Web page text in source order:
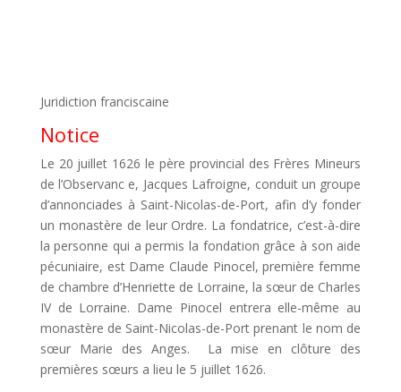
Juridiction franciscaine
Notice
Le 20 juillet 1626 le père provincial des Frères Mineurs
de l’Observanc e, Jacques Lafroigne, conduit un groupe
d’annonciades à Saint-Nicolas-de-Port, afin d’y fonder
un monastère de leur Ordre. La fondatrice, c’est-à-dire
la personne qui a permis la fondation grâce à son aide
pécuniaire, est Dame Claude Pinocel, première femme
de chambre d’Henriette de Lorraine, la sœur de Charles
IV de Lorraine. Dame Pinocel entrera elle-même au
monastère de Saint-Nicolas-de-Port prenant le nom de
sœur Marie des Anges. La mise en clôture des
premières sœurs a lieu le 5 juillet 1626.